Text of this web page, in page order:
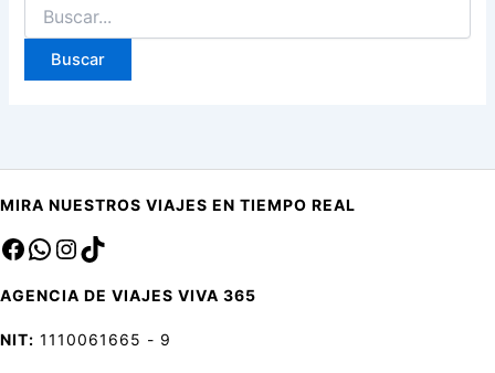
por:
MIRA NUESTROS VIAJES EN TIEMPO REAL
Facebook
saInstagram
TikTok
AGENCIA DE VIAJES VIVA 365
NIT: 1110061665 - 9